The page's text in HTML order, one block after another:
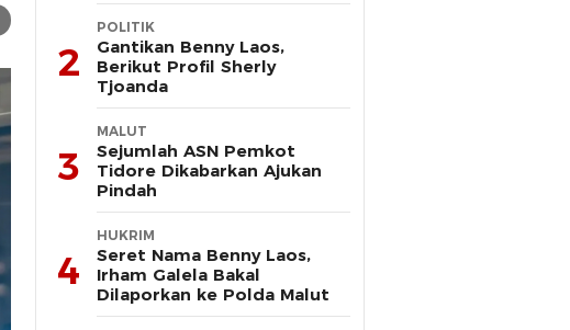
2
POLITIK
Gantikan Benny Laos,
Berikut Profil Sherly
Tjoanda
3
MALUT
Sejumlah ASN Pemkot
Tidore Dikabarkan Ajukan
Pindah
4
HUKRIM
Seret Nama Benny Laos,
Irham Galela Bakal
Dilaporkan ke Polda Malut